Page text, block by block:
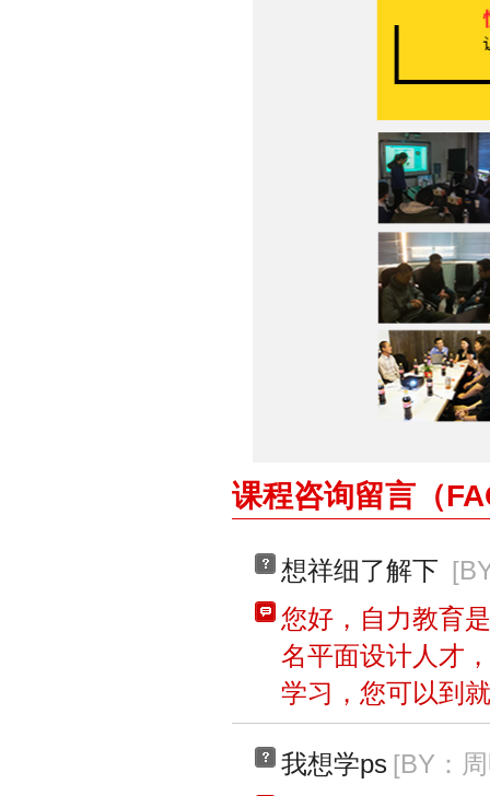
课程咨询留言（
想祥细了解下
您好，自力教育
名平面设计人才
学习，您可以到
我想学ps [BY：